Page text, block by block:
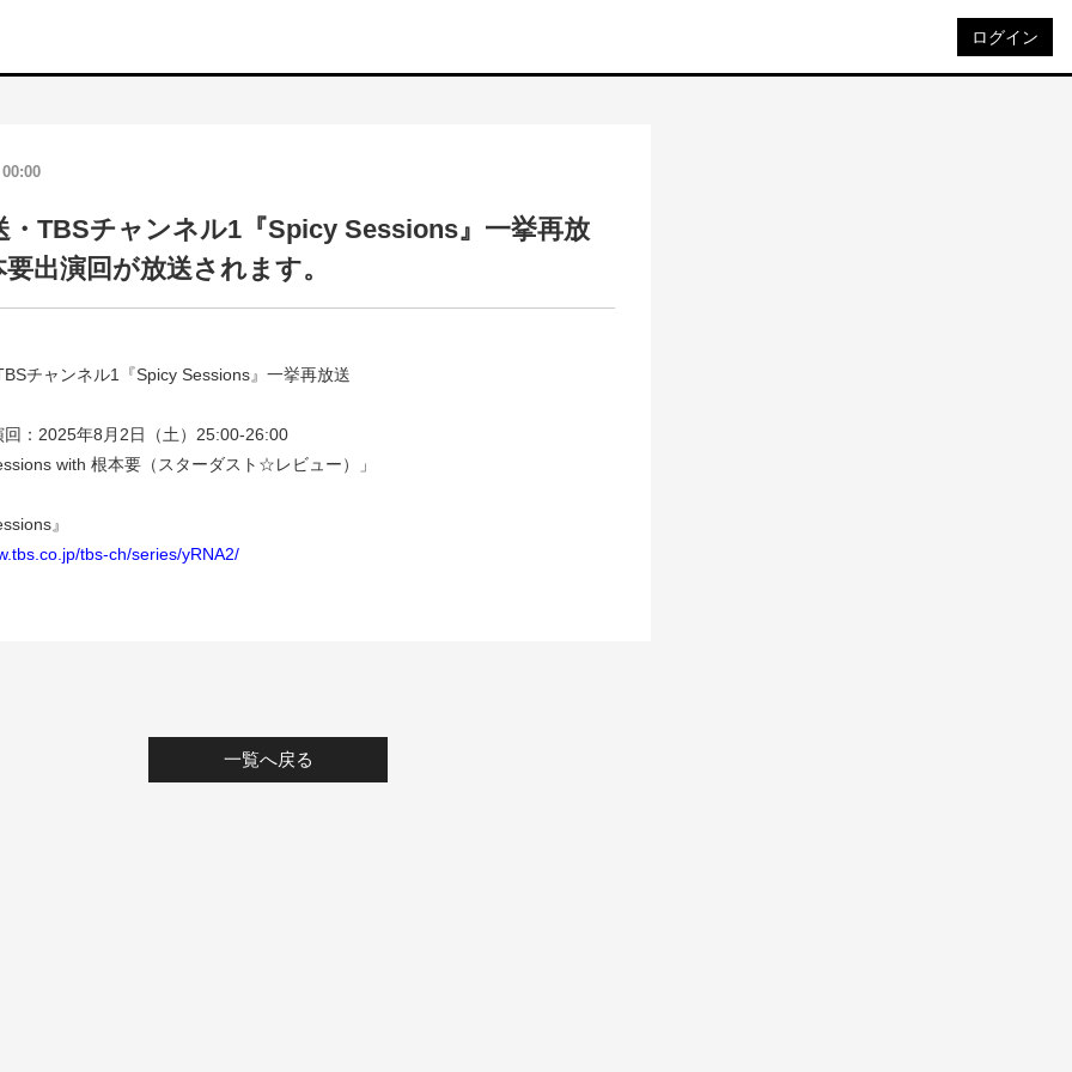
ログイン
・TBSチャンネル1『Spicy Sessions』一挙再放
出演回が放送されます。
チャンネル1『Spicy Sessions』一挙再放送
回：2025年8月2日（土）25:00-26:00
with 根本要（スターダスト☆レビュー）」
』
tbs-ch/series/yRNA2/
一覧へ戻る